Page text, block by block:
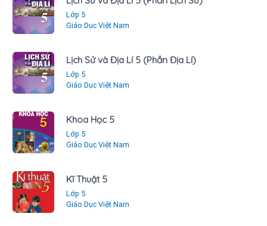
Lớp 5
Giáo Dục Việt Nam
Lịch Sử và Địa Lí 5 (Phần Địa Lí)
Lớp 5
Giáo Dục Việt Nam
Khoa Học 5
Lớp 5
Giáo Dục Việt Nam
Kĩ Thuật 5
Lớp 5
Giáo Dục Việt Nam